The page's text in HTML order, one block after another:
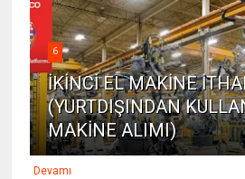
6
İKİNCİ EL MAKİNE
(YURTDIŞINDAN
MAKİNE ALIMI)
Devamı